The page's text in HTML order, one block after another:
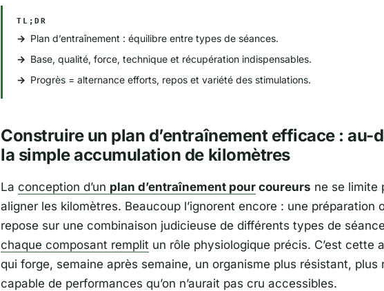
TL;DR
Plan d’entraînement : équilibre entre types de séances.
Base, qualité, force, technique et récupération indispensables.
Progrès = alternance efforts, repos et variété des stimulations.
Construire un plan d’entraînement efficace : au-
la simple accumulation de kilomètres
La conception d’un plan d’entraînement pour coureurs ne se limite
aligner les kilomètres. Beaucoup l’ignorent encore : une préparation
repose sur une combinaison judicieuse de différents types de
chaque composant remplit un rôle physiologique précis. C’est cette
qui forge, semaine après semaine, un organisme plus résistant, plus
capable de performances qu’on n’aurait pas cru accessibles.